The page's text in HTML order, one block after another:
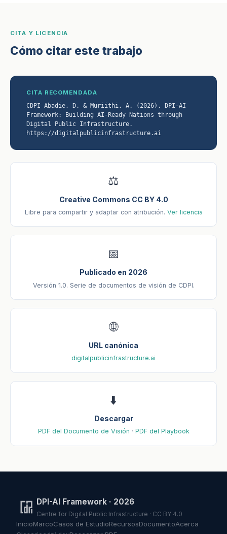
CITA Y LICENCIA
Cómo citar este trabajo
CITA RECOMENDADA
CDPI Abadie, D. & Muriithi, A. (2026). DPI-AI
Framework: Building AI-Ready Nations through
Digital Public Infrastructure.
https://digitalpublicinfrastructure.ai
⚖️
Creative Commons CC BY 4.0
Libre para compartir y adaptar con atribución. Ver licencia
📅
Publicado en 2026
Versión 1.0. Serie de documentos de visión de CDPI.
🌐
URL canónica
digitalpublicinfrastructure.ai
⬇️
Descargar
PDF del Documento de Visión · PDF del Playbook
DPI-AI Framework · 2026
Centre for Digital Public Infrastructure · CC BY 4.0
InicioMarcoCasos de EstudioRecursosDocumentoAcerca